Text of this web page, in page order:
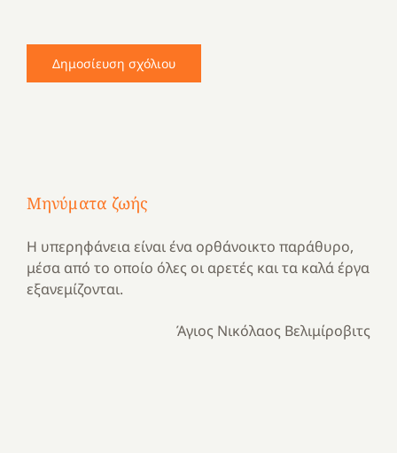
Μηνύματα ζωής
Η υπερηφάνεια είναι ένα ορθάνοικτο παράθυρο,
μέσα από το οποίο όλες οι αρετές και τα καλά έργα
εξανεμίζονται.
Άγιος Νικόλαος Βελιμίροβιτς